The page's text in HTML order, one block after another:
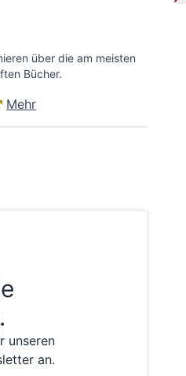
über die am meisten
Bücher.
Mehr
unseren
an.